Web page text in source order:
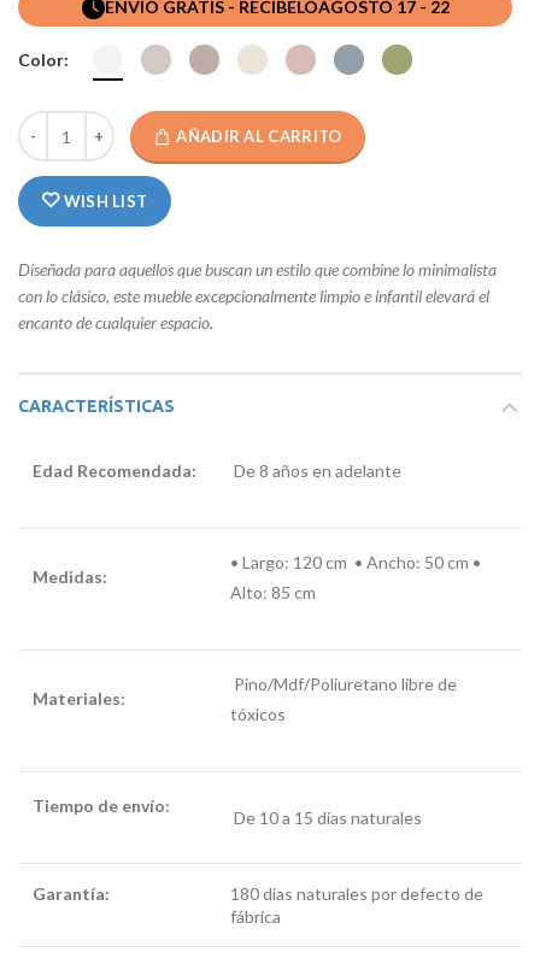
ENVIO GRATIS - RECIBELOAGOSTO 17 - 22
Color:
AÑADIR AL CARRITO
WISH LIST
Diseñada para aquellos que buscan un estilo que combine lo minimalista
con lo clásico, este mueble excepcionalmente limpio e infantil elevará el
encanto de cualquier espacio.
CARACTERÍSTICAS
Edad Recomendada: De 8 años en adelante
Medidas:
• Largo: 120 cm • Ancho: 50 cm •
Alto: 85 cm
Materiales:
Pino/Mdf/Poliuretano libre de
tóxicos
Tiempo de envío:
De 10 a 15 días naturales
Garantía:
180 días naturales por defecto de
fábrica